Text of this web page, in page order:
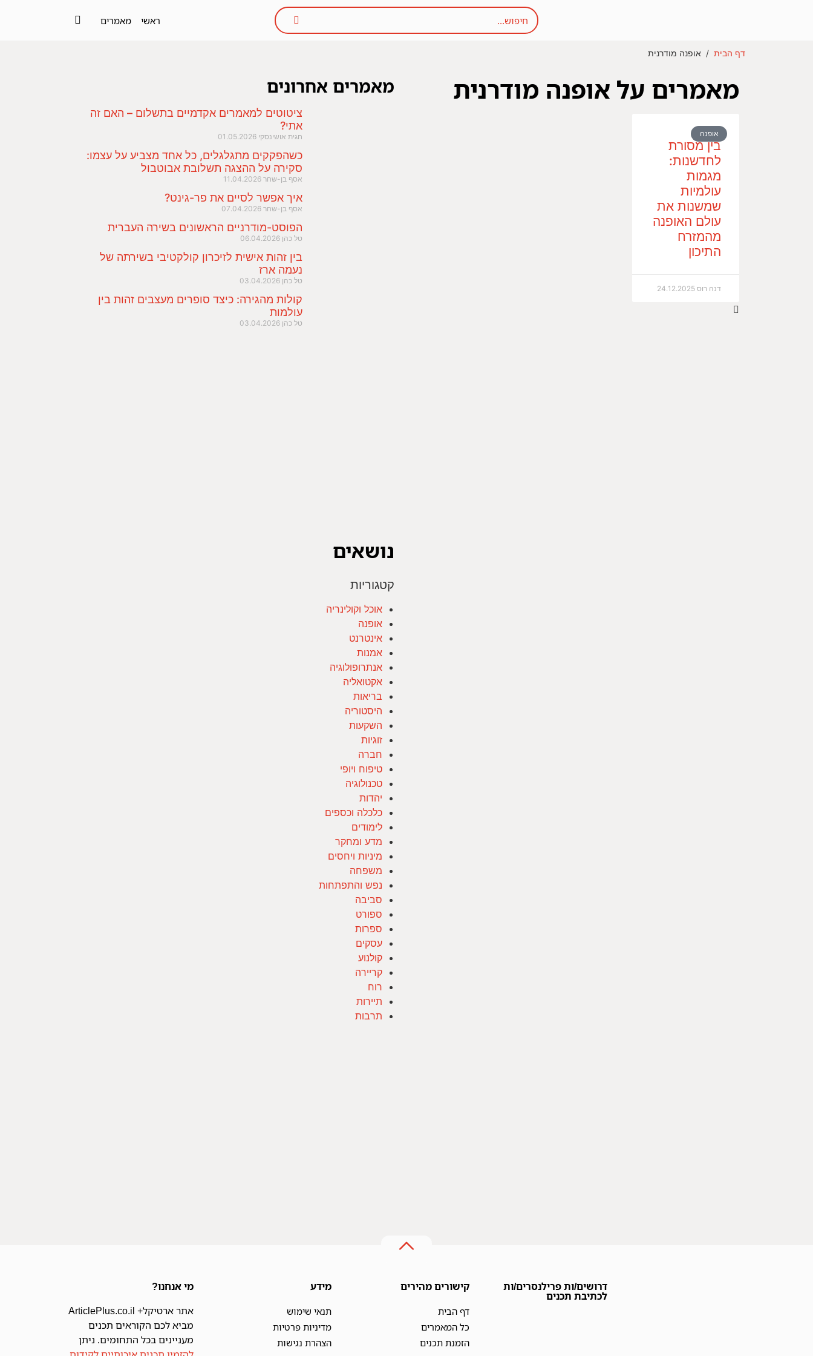
ראשי מאמרים
דף הבית / אופנה מודרנית
מאמרים על אופנה מודרנית
אופנה
בין מסורת
לחדשנות:
מגמות
עולמיות
שמשנות את
עולם האופנה
מהמזרח
התיכון
דנה רוס 24.12.2025
מאמרים אחרונים
ציטוטים למאמרים אקדמיים בתשלום – האם זה
אתי?
חגית אושינסקי01.05.2026
כשהפקקים מתגלגלים, כל אחד מצביע על עצמו:
סקירה על ההצגה תשלובת אבוטבול
אסף בן-שחר11.04.2026
איך אפשר לסיים את פר-גינט?
אסף בן-שחר07.04.2026
הפוסט-מודרניים הראשונים בשירה העברית
טל כהן06.04.2026
בין זהות אישית לזיכרון קולקטיבי בשירתה של
נעמה ארז
טל כהן03.04.2026
קולות מהגירה: כיצד סופרים מעצבים זהות בין
עולמות
טל כהן03.04.2026
נושאים
קטגוריות
אוכל וקולינריה
אופנה
אינטרנט
אמנות
אנתרופולוגיה
אקטואליה
בריאות
היסטוריה
השקעות
זוגיות
חברה
טיפוח ויופי
טכנולוגיה
יהדות
כלכלה וכספים
לימודים
מדע ומחקר
מיניות ויחסים
משפחה
נפש והתפתחות
סביבה
ספורט
ספרות
עסקים
קולנוע
קריירה
רוח
תיירות
תרבות
דרושים/ות פרילנסרים/ות
לכתיבת תכנים
קישורים מהירים
דף הבית
כל המאמרים
הזמנת תכנים
מידע
תנאי שימוש
מדיניות פרטיות
הצהרת נגישות
מי אנחנו?
אתר ארטיקל+ ArticlePlus.co.il
מביא לכם הקוראים תכנים
מעניינים בכל התחומים. ניתן